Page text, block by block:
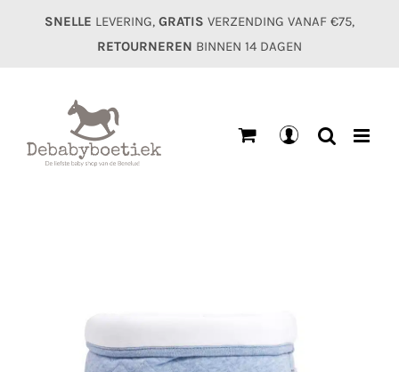
SNELLE LEVERING, GRATIS VERZENDING VANAF €75,
RETOURNEREN BINNEN 14 DAGEN